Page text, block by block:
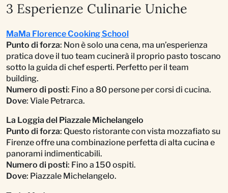
3 Esperienze Culinarie Uniche
MaMa Florence Cooking School
Punto di forza: Non è solo una cena, ma un’esperienza
pratica dove il tuo team cucinerà il proprio pasto toscano
sotto la guida di chef esperti. Perfetto per il team
building.
Numero di posti: Fino a 80 persone per corsi di cucina.
Dove: Viale Petrarca.
La Loggia del Piazzale Michelangelo
Punto di forza: Questo ristorante con vista mozzafiato su
Firenze offre una combinazione perfetta di alta cucina e
panorami indimenticabili.
Numero di posti: Fino a 150 ospiti.
Dove: Piazzale Michelangelo.